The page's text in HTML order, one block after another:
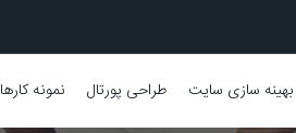
بهینه سازی سایت طراحی پورتال نمونه کارها